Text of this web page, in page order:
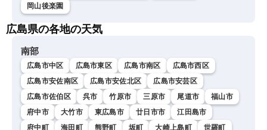
岡山後楽園
広島県の各地の天気
南部
広島市中区 広島市東区 広島市南区
広島市西区
広島市安佐南区
広島市安佐北区
広島市安芸区
広島市佐伯区
呉市 竹原市 三原市 尾道市
福山市
府中市
大竹市 東広島市 廿日市市
江田島市
府中町
海田町 熊野町 坂町 大崎上島町 世羅町